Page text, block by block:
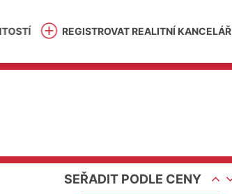
REGISTROVAT REALITNÍ KANCELÁŘ
SEŘADIT PODLE CENY